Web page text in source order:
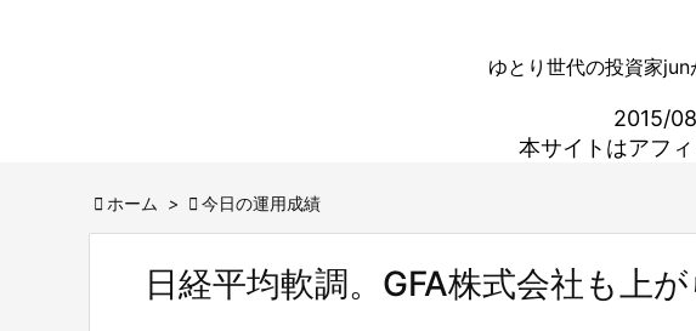
ゆとり世代の投資家jun
2015/
本サイトはアフ
 ホーム >  今日の運用成績
日経平均軟調。GFA株式会社も上が